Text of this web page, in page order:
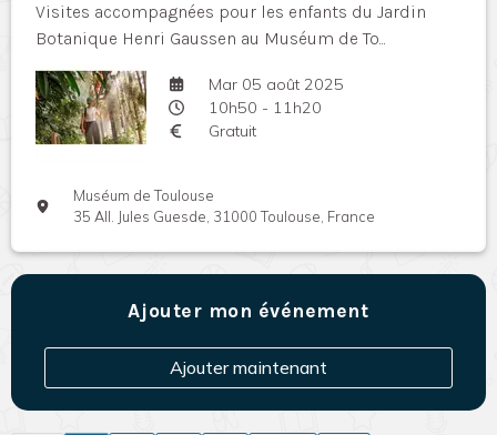
Visites accompagnées pour les enfants du Jardin
Botanique Henri Gaussen au Muséum de To...
Mar 05 août 2025
10h50 - 11h20
Gratuit
Muséum de Toulouse
35 All. Jules Guesde, 31000 Toulouse, France
Ajouter mon événement
Ajouter maintenant